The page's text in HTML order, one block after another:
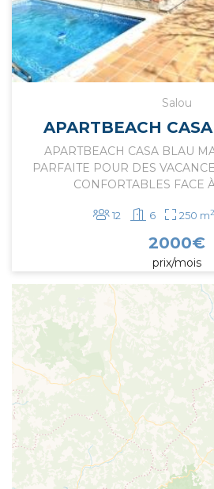
Salou
APARTBEACH
APARTBEACH CASA BLAU
PARFAITE POUR DES
CONFORTABLES FACE
12 6 250 m2
2000€
prix/mois